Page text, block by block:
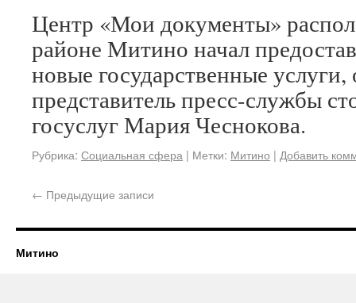
Центр «Мои документы»
районе Митино начал
новые государственные
представитель пресс-службы
госуслуг Мария Чеснокова.
Рубрика: Социальная сфера | Метки: Митино | Добавить
← Предыдущие записи
Митино